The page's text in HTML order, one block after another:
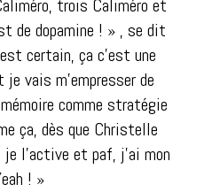
trois Caliméro et
de dopamine ! » , se dit
certain, ça c’est une
vais m’empresser de
comme stratégie
ça, dès que Christelle
l’active et paf, j’ai mon
! »